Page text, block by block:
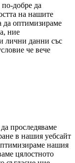
добре да
на нашите
да оптимизираме
ние
лични данни със
че вече
проследяваме
в нашия уебсайт
нашия
цялостното